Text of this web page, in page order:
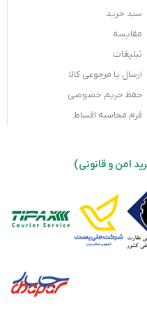
سبد خرید
مقایسه
تبلیغات
ارسال یا مرجوعی کالا
حفظ حریم خصوصی
فرم محاسبه اقساط
امن و قانونی)